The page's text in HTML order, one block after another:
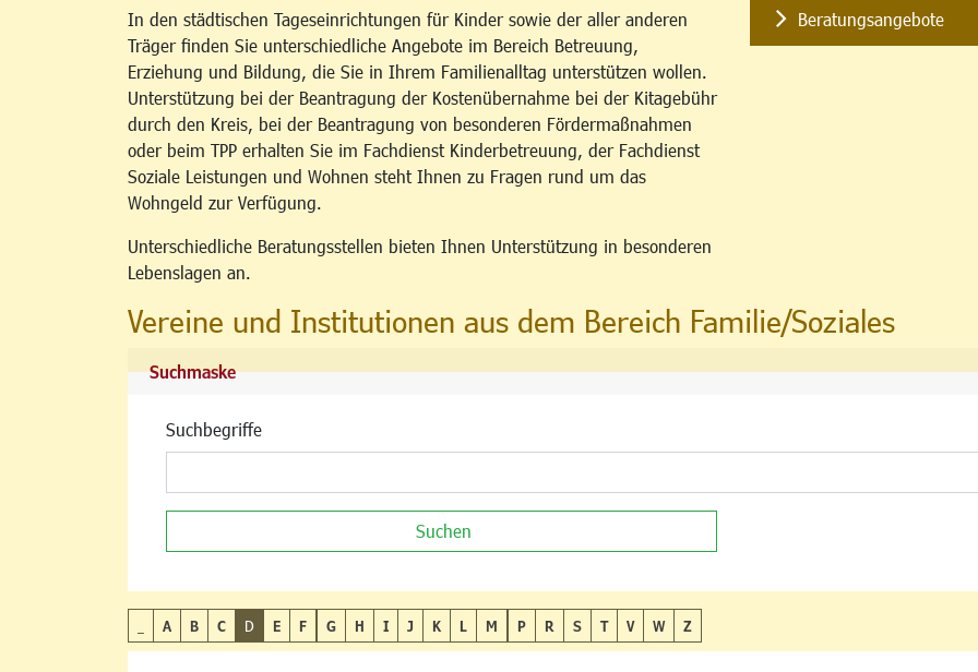
In den städtischen Tageseinrichtungen für Kinder sowie der aller anderen
Träger finden Sie unterschiedliche Angebote im Bereich Betreuung,
Erziehung und Bildung, die Sie in Ihrem Familienalltag unterstützen wollen.
Unterstützung bei der Beantragung der Kostenübernahme bei der Kitagebühr
durch den Kreis, bei der Beantragung von besonderen Fördermaßnahmen
oder beim TPP erhalten Sie im Fachdienst Kinderbetreuung, der Fachdienst
Soziale Leistungen und Wohnen steht Ihnen zu Fragen rund um das
Wohngeld zur Verfügung.
Unterschiedliche Beratungsstellen bieten Ihnen Unterstützung in besonderen
Lebenslagen an.
Beratungsangebote
Vereine und Institutionen aus dem Bereich Familie/Soziales
Suchmaske
Suchbegriffe
Suchen
A B C D E F G H I J K L M P R S T V W Z